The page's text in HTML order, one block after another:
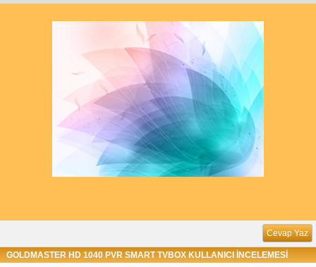
Cevap Yaz
GOLDMASTER HD 1040 PVR SMART TVBOX KULLANICI İNCELEMESİ